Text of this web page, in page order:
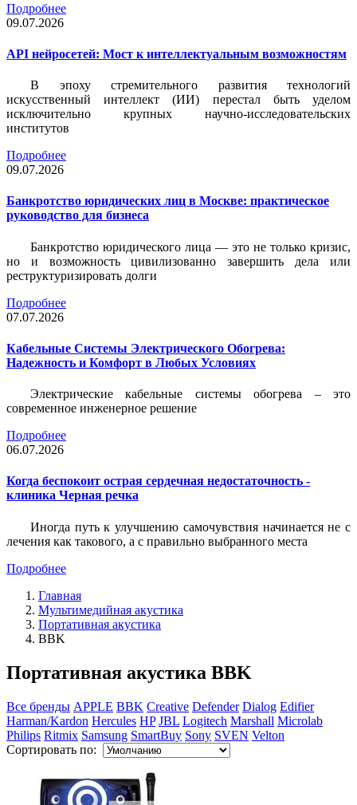
Подробнее
09.07.2026
API нейросетей: Мост к интеллектуальным возможностям
В эпоху стремительного развития технологий
искусственный интеллект (ИИ) перестал быть уделом
исключительно крупных научно-исследовательских
институтов
Подробнее
09.07.2026
Банкротство юридических лиц в Москве: практическое
руководство для бизнеса
Банкротство юридического лица — это не только кризис,
но и возможность цивилизованно завершить дела или
реструктуризировать долги
Подробнее
07.07.2026
Кабельные Системы Электрического Обогрева:
Надежность и Комфорт в Любых Условиях
Электрические кабельные системы обогрева – это
современное инженерное решение
Подробнее
06.07.2026
Когда беспокоит острая сердечная недостаточность -
клиника Черная речка
Иногда путь к улучшению самочувствия начинается не с
лечения как такового, а с правильно выбранного места
Подробнее
Главная
Мультимедийная акустика
Портативная акустика
BBK
Портативная акустика BBK
Все бренды APPLE BBK Creative Defender Dialog Edifier
Harman/Kardon Hercules HP JBL Logitech Marshall Microlab
Philips Ritmix Samsung SmartBuy Sony SVEN Velton
Сортировать по: